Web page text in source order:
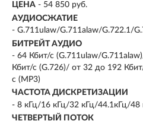
ЦЕНА - 54 850 руб.
АУДИОСЖАТИЕ
- G.711ulaw/G.711alaw/G.722.1/
БИТРЕЙТ АУДИО
- 64 Кбит/с (G.711ulaw/
Кбит/с (G.726)/ от 32 до 192
с (MP3)
ЧАСТОТА ДИСКРЕТИЗАЦИИ
- 8 кГц/16 кГц/32 кГц/44.1кГц/48
ЧЕТВЕРТЫЙ ПОТОК